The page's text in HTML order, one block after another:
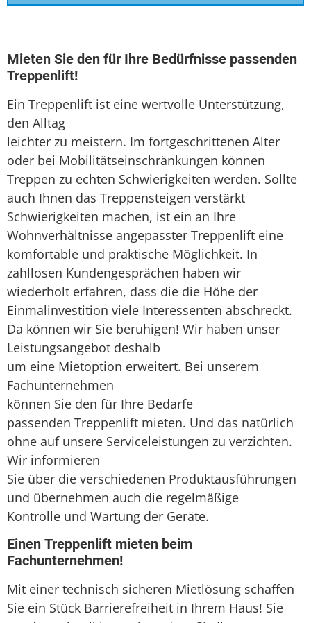
Sitzlift
Treppenaufzug
Treppenlift
Mieten Sie den für Ihre Bedürfnisse passenden
Treppenlift!
Ein Treppenlift ist eine wertvolle Unterstützung,
den Alltag
leichter zu meistern. Im fortgeschrittenen Alter
oder bei Mobilitätseinschränkungen können
Treppen zu echten Schwierigkeiten werden. Sollte
auch Ihnen das Treppensteigen verstärkt
Schwierigkeiten machen, ist ein an Ihre
Wohnverhältnisse angepasster Treppenlift eine
komfortable und praktische Möglichkeit. In
zahllosen Kundengesprächen haben wir
wiederholt erfahren, dass die die Höhe der
Einmalinvestition viele Interessenten abschreckt.
Da können wir Sie beruhigen! Wir haben unser
Leistungsangebot deshalb
um eine Mietoption erweitert. Bei unserem
Fachunternehmen
können Sie den für Ihre Bedarfe
passenden Treppenlift mieten. Und das natürlich
ohne auf unsere Serviceleistungen zu verzichten.
Wir informieren
Sie über die verschiedenen Produktausführungen
und übernehmen auch die regelmäßige
Kontrolle und Wartung der Geräte.
Einen Treppenlift mieten beim
Fachunternehmen!
Mit einer technisch sicheren Mietlösung schaffen
Sie ein Stück Barrierefreiheit in Ihrem Haus! Sie